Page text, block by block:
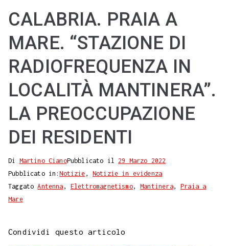
CALABRIA. PRAIA A
MARE. “STAZIONE DI
RADIOFREQUENZA IN
LOCALITÀ MANTINERA”.
LA PREOCCUPAZIONE
DEI RESIDENTI
Di Martino CianoPubblicato il29 Marzo 2022
Pubblicato in:Notizie , Notizie in evidenza
TaggatoAntenna , Elettromagnetismo,Mantinera,Praia a
Mare
Condividi questo articolo